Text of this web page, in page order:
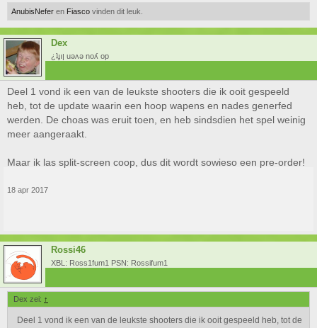
AnubisNefer en Fiasco vinden dit leuk.
Dex
¿ʇɟıן uǝʌǝ noʎ op
Deel 1 vond ik een van de leukste shooters die ik ooit gespeeld
heb, tot de update waarin een hoop wapens en nades generfed
werden. De choas was eruit toen, en heb sindsdien het spel weinig
meer aangeraakt.
Maar ik las split-screen coop, dus dit wordt sowieso een pre-order!
18 apr 2017
Rossi46
XBL: Ross1fum1 PSN: Rossifum1
Dex zei: ↑
Deel 1 vond ik een van de leukste shooters die ik ooit gespeeld heb, tot de